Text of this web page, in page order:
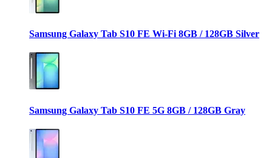
Samsung Galaxy Tab S10 FE Wi-Fi 8GB / 128GB Silver
Samsung Galaxy Tab S10 FE 5G 8GB / 128GB Gray